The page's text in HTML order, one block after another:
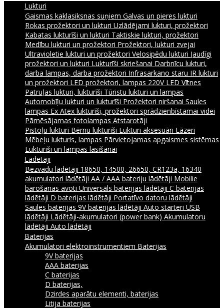
Lukturi
Gaismas kaklasiksnas suņiem Galvas un pieres lukturi
Rokas prožektori un lukturi Uzlādējami lukturi, prožektori
Kabatas lukturīši un lukturi Taktiskie lukturi, prožektori
Medību lukturi un prožektori Prožektori, lukturi zvejai
Ultravioletie lukturi un prožektori Velosipēdu lukturi Jaudīgi
prožektori un lukturi Lukturīši skriešanai Darbnīcu lukturi,
darba lampas, darba prožektori Infrasarkano staru IR lukturi
un prožektori LED prožektori, lampas 220V LED Vītnes
Patruļas lukturi, lukturīši Tūristu lukturi un lampas
Automobīļu lukturi un lukturīši Prožektori niršanai Saules
lampas Ex Atex lukturīši, prožektori sprādzienbīstamai videi
Pārnēsājamas fotolampas Atstarotāji
Pistoļu lukturī Bērnu lukturīši Lukturi aksesuāri Lāzeri
Mēbeļu lukturis, lampas Pārvietojamas apgaismes sistēmas
Lukturīši un lampas lasīšanai
Lādētāji
Bezvadu lādētāji 18650, 14500, 26650, CR123a, 16340
akumulatori lādētāji AA / AAA bateriju lādētāji Mobilie
barošanas avoti Universāls baterijas lādētāji C baterijas
lādētāji D baterijas lādētāji Portatīvo datoru lādētāji
Saules baterijas 9V baterijas lādētāji Auto starteri USB
lādētāji Lādētāji-akumulatori (power bank) Akumulatoru
lādētāji Auto lādētāji
Baterijas
Akumulatori elektroinstrumentiem Baterijas
9V baterijas
AAA baterijas
C baterijas
D baterijas,
Dzirdes aparātu elementi, baterijas
Litija baterijas